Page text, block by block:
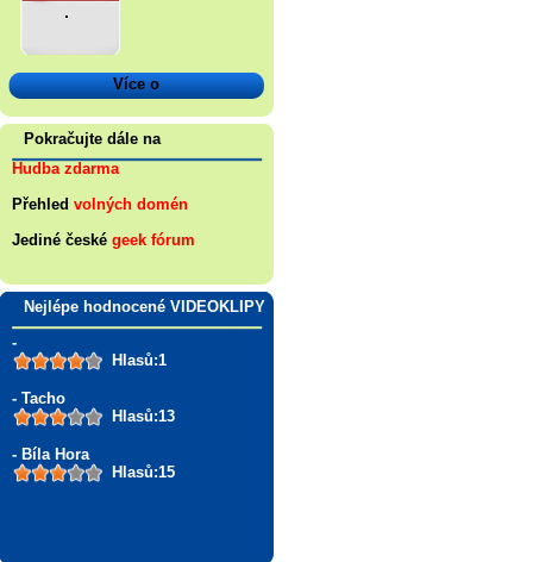
.
Více o
Pokračujte dále na
Hudba zdarma
Přehled volných domén
Jediné české geek fórum
Nejlépe hodnocené VIDEOKLIPY
-
Hlasů:1
- Tacho
Hlasů:13
- Bíla Hora
Hlasů:15